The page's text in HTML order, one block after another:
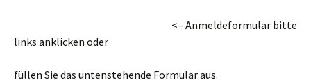
<– Anmeldeformular bitte
links anklicken oder
füllen Sie das untenstehende Formular aus.